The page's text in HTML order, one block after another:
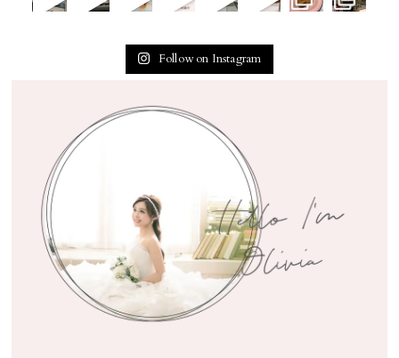
Follow on Instagram